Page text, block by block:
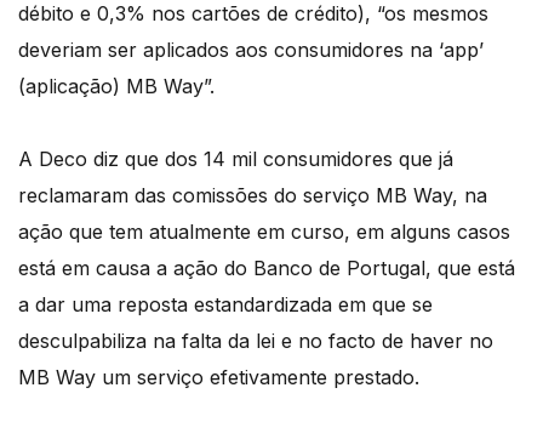
débito e 0,3% nos cartões de crédito), “os mesmos
deveriam ser aplicados aos consumidores na ‘app’
(aplicação) MB Way”.
A Deco diz que dos 14 mil consumidores que já
reclamaram das comissões do serviço MB Way, na
ação que tem atualmente em curso, em alguns casos
está em causa a ação do Banco de Portugal, que está
a dar uma reposta estandardizada em que se
desculpabiliza na falta da lei e no facto de haver no
MB Way um serviço efetivamente prestado.